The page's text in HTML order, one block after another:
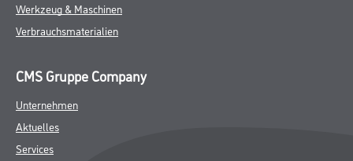
Werkzeug & Maschinen
Verbrauchsmaterialien
CMS Gruppe Company
Unternehmen
Aktuelles
Services